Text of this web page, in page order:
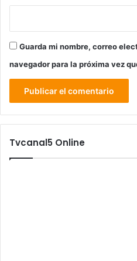
Guarda mi nombre, correo
navegador para la próxima vez
Tvcanal5 Online